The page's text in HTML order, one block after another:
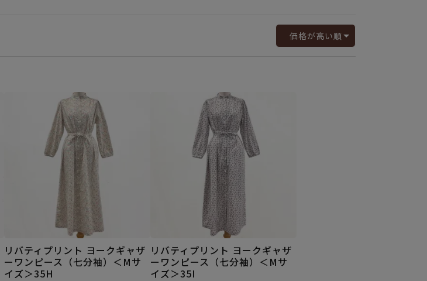
価格が高い順
リバティプリント ヨークギャザ
ーワンピース（七分袖）＜Mサ
イズ＞35H
リバティプリント ヨークギャザ
ーワンピース（七分袖）＜Mサ
イズ＞35I